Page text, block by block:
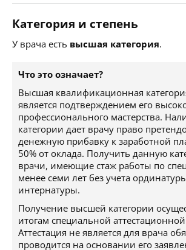
Категория и степень
У врача есть высшая категория.
Что это означает?
Высшая квалификационная
является подтверждением его
профессионального мастерства.
категории дает врачу право
денежную прибавку к заработной
50% от оклада. Получить данную
врачи, имеющие стаж работы по
менее семи лет без учета
интернатуры.
Получение высшей категории
итогам специальной
Аттестация не является для врача
проводится на основании его